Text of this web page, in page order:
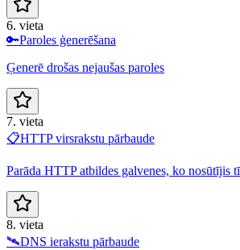
6. vieta
🔑Paroles ģenerēšana
Ģenerē drošas nejaušas paroles
7. vieta
📋HTTP virsrakstu pārbaude
Parāda HTTP atbildes galvenes, ko nosūtījis
8. vieta
🛰️DNS ierakstu pārbaude